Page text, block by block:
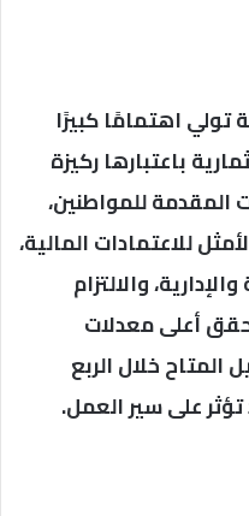
تولي اهتمامًا كبيرًا
باعتبارها ركيزة
للمواطنين،
للاعتمادات المالية،
والالتزام
يحقق أعلى معدلات
المتاح خلال الربع
على سير العمل.